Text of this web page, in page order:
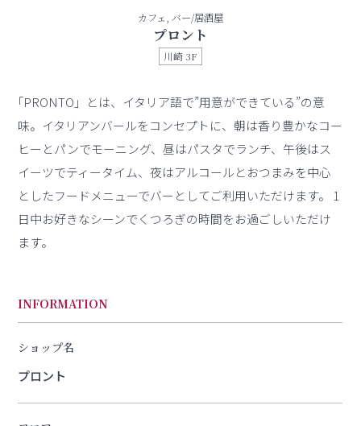
カフェ, バー/居酒屋
プロント
川崎 3F
｢PRONTO」とは、イタリア語で”用意ができている”の意
味。イタリアンバールをコンセプトに、朝は香り豊かなコー
ヒーとパンでモーニング、昼はパスタでランチ、午後はス
イーツでティータイム、夜はアルコールとおつまみを中心
としたフードメニューでバーとしてご利用いただけます。 1
日中お好きなシーンでくつろぎの時間をお過ごしいただけ
ます。
INFORMATION
ショップ名
プロント